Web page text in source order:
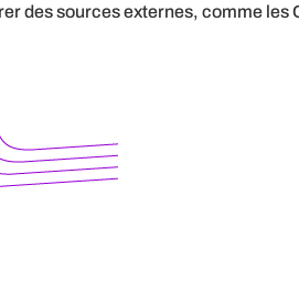
des sources externes, comme les